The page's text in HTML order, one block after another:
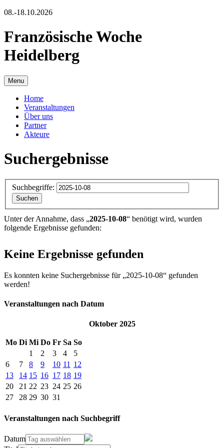
08.-18.10.2026
Französische Woche
Heidelberg
Menu
Home
Veranstaltungen
Über uns
Partner
Akteure
Suchergebnisse
Suchbegriffe:
Suchen
Unter der Annahme, dass „2025-10-08“ benötigt wird, wurden
folgende Ergebnisse gefunden:
Keine Ergebnisse gefunden
Es konnten keine Suchergebnisse für „2025-10-08“ gefunden
werden!
Veranstaltungen nach Datum
Oktober 2025
Mo Di Mi Do Fr Sa So
1
2 3 4
5
6
7 8 9 10 11 12
13
14 15 16 17 18 19
20
21 22 23 24 25 26
27
28 29 30 31
Veranstaltungen nach Suchbegriff
Datum